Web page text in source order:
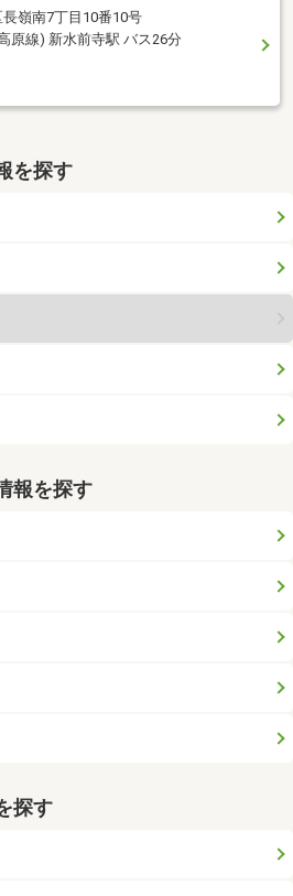
嶺南7丁目10番10号
原線) 新水前寺駅 バス26分
を探す
報を探す
探す